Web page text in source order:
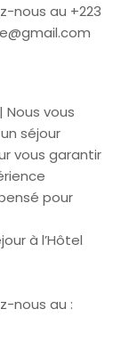
nous au +223
Nous vous
séjour
vous garantir
pour
à l’Hôtel
nous au :